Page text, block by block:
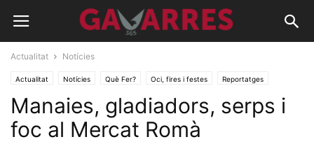
Actualitat Notícies
Actualitat Notícies Què Fer? Oci, fires i festes Reportatges
Vídeos
Manaies, gladiadors, serps i
foc al Mercat Romà